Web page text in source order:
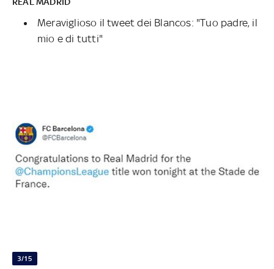
Meraviglioso il tweet dei Blancos: "Tuo padre, il
mio e di tutti"
3/15